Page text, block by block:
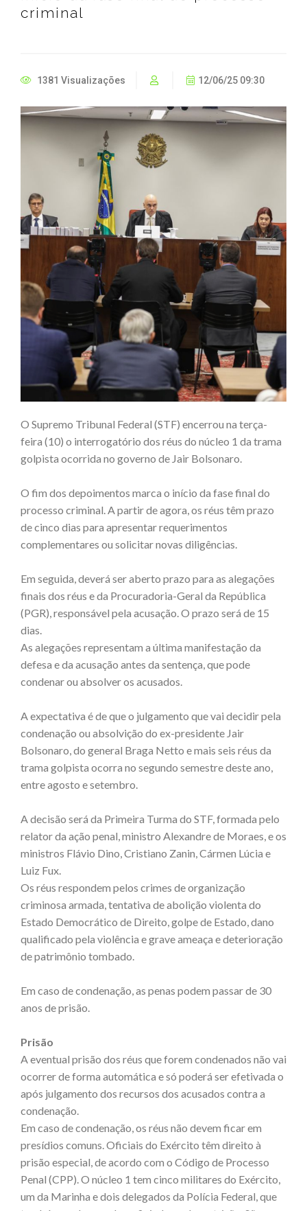
criminal
1381 Visualizações 12/06/25 09:30
O Supremo Tribunal Federal (STF) encerrou na terça-
feira (10) o interrogatório dos réus do núcleo 1 da trama
golpista ocorrida no governo de Jair Bolsonaro.
O fim dos depoimentos marca o início da fase final do
processo criminal. A partir de agora, os réus têm prazo
de cinco dias para apresentar requerimentos
complementares ou solicitar novas diligências.
Em seguida, deverá ser aberto prazo para as alegações
finais dos réus e da Procuradoria-Geral da República
(PGR), responsável pela acusação. O prazo será de 15
dias.
As alegações representam a última manifestação da
defesa e da acusação antes da sentença, que pode
condenar ou absolver os acusados.
A expectativa é de que o julgamento que vai decidir pela
condenação ou absolvição do ex-presidente Jair
Bolsonaro, do general Braga Netto e mais seis réus da
trama golpista ocorra no segundo semestre deste ano,
entre agosto e setembro.
A decisão será da Primeira Turma do STF, formada pelo
relator da ação penal, ministro Alexandre de Moraes, e os
ministros Flávio Dino, Cristiano Zanin, Cármen Lúcia e
Luiz Fux.
Os réus respondem pelos crimes de organização
criminosa armada, tentativa de abolição violenta do
Estado Democrático de Direito, golpe de Estado, dano
qualificado pela violência e grave ameaça e deterioração
de patrimônio tombado.
Em caso de condenação, as penas podem passar de 30
anos de prisão.
Prisão
A eventual prisão dos réus que forem condenados não vai
ocorrer de forma automática e só poderá ser efetivada o
após julgamento dos recursos dos acusados contra a
condenação.
Em caso de condenação, os réus não devem ficar em
presídios comuns. Oficiais do Exército têm direito à
prisão especial, de acordo com o Código de Processo
Penal (CPP). O núcleo 1 tem cinco militares do Exército,
um da Marinha e dois delegados da Polícia Federal, que